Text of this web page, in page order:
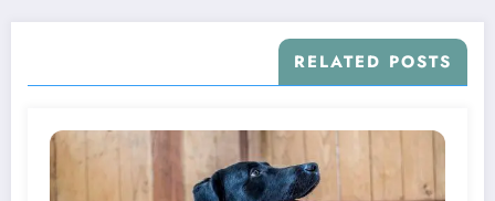
RELATED POSTS